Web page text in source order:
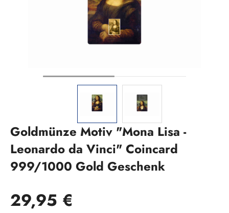
Goldmünze Motiv "Mona Lisa -
Leonardo da Vinci" Coincard
999/1000 Gold Geschenk
Regulärer Preis:
29,95 €